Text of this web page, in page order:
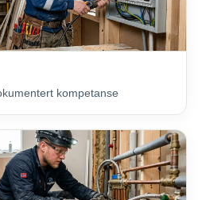
kompetanse